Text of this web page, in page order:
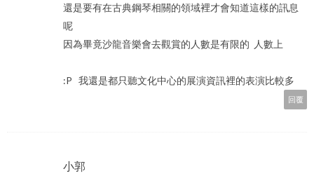
還是要有在古典鋼琴相關的領域裡才會知道這樣的訊息
呢
因為畢竟沙龍音樂會去觀賞的人數是有限的 人數上
:P 我還是都只聽文化中心的展演資訊裡的表演比較多
回覆
小郭